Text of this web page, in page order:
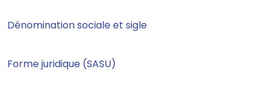
Dénomination sociale et sigle
Forme juridique (SASU)